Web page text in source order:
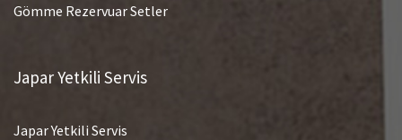
Gömme Rezervuar Setler
Japar Yetkili Servis
Japar Yetkili Servis